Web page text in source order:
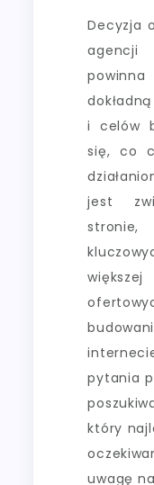
Decyzja
agencji
i celów
się, co
jest
pytania
który
uwagę